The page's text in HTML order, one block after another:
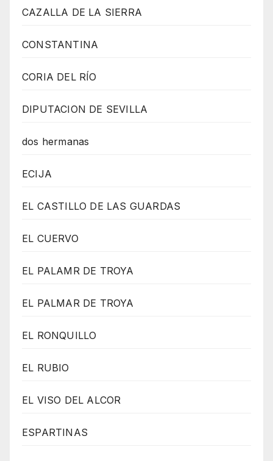
CAZALLA DE LA SIERRA
CONSTANTINA
CORIA DEL RÍO
DIPUTACION DE SEVILLA
dos hermanas
ECIJA
EL CASTILLO DE LAS GUARDAS
EL CUERVO
EL PALAMR DE TROYA
EL PALMAR DE TROYA
EL RONQUILLO
EL RUBIO
EL VISO DEL ALCOR
ESPARTINAS